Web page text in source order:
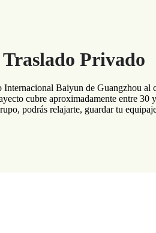
Privado
Internacional Baiyun de Guangzhou
cubre aproximadamente entre
podrás relajarte, guardar tu